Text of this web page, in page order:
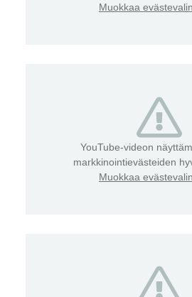
Muokkaa
YouTube-videon
markkinointievästeiden
Muokkaa